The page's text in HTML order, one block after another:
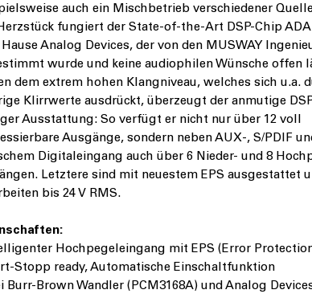
auch ein Mischbetrieb verschiedener
fungiert der State-of-the-Art DSP-Chip
Analog Devices, der von den MUSWAY
wurde und keine audiophilen Wünsche offen
dem extrem hohen Klangniveau, welches sich u.a.
Klirrwerte ausdrückt, überzeugt der anmutige
Ausstattung: So verfügt er nicht nur über 12 voll
Ausgänge, sondern neben AUX-, S/PDIF
Digitaleingang auch über 6 Nieder- und 8
Letztere sind mit neuestem EPS ausgestattet
bis 24 V RMS.
Hochpegeleingang mit EPS (Error
Stopp ready, Automatische Einschaltfunktion
Burr-Brown Wandler (PCM3168A) und Analog